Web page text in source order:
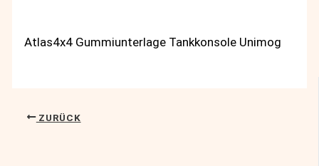
Atlas4x4 Gummiunterlage Tankkonsole Unimog
ZURÜCK